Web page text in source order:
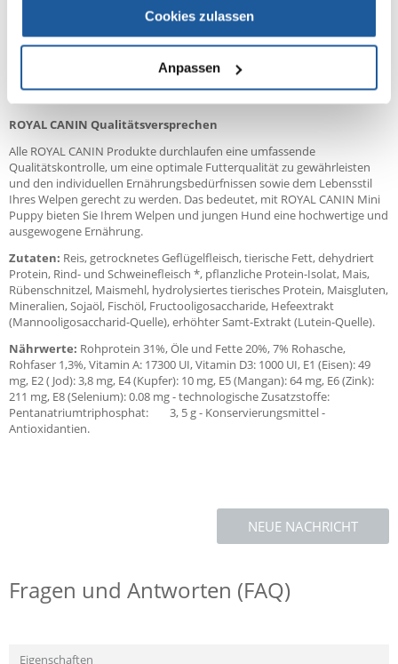
Cookies zulassen
Anpassen
Hunde kleiner Rassen wachsen recht schnell. Deshalb hat die
Welpennahrung einen intensiven Energiegehalt, um den Bedarf von
kleinen Hundewelpen in ihrer Wachstumsphase zu decken. ROYAL
ROYAL CANIN Qualitätsversprechen
Alle ROYAL CANIN Produkte durchlaufen eine umfassende
Qualitätskontrolle, um eine optimale Futterqualität zu gewährleisten
und den individuellen Ernährungsbedürfnissen sowie dem Lebensstil
Ihres Welpen gerecht zu werden. Das bedeutet, mit ROYAL CANIN Mini
Puppy bieten Sie Ihrem Welpen und jungen Hund eine hochwertige und
ausgewogene Ernährung.
Zutaten: Reis, getrocknetes Geflügelfleisch, tierische Fett, dehydriert
Protein, Rind- und Schweinefleisch *, pflanzliche Protein-Isolat, Mais,
Rübenschnitzel, Maismehl, hydrolysiertes tierisches Protein, Maisgluten,
Mineralien, Sojaöl, Fischöl, Fructooligosaccharide, Hefeextrakt
(Mannooligosaccharid-Quelle), erhöhter Samt-Extrakt (Lutein-Quelle).
Nährwerte: Rohprotein 31%, Öle und Fette 20%, 7% Rohasche,
Rohfaser 1,3%, Vitamin A: 17300 UI, Vitamin D3: 1000 UI, E1 (Eisen): 49
mg, E2 ( Jod): 3,8 mg, E4 (Kupfer): 10 mg, E5 (Mangan): 64 mg, E6 (Zink):
211 mg, E8 (Selenium): 0.08 mg - technologische Zusatzstoffe:
Pentanatriumtriphosphat: 3, 5 g - Konservierungsmittel -
Antioxidantien.
NEUE NACHRICHT
Fragen und Antworten (FAQ)
Eigenschaften